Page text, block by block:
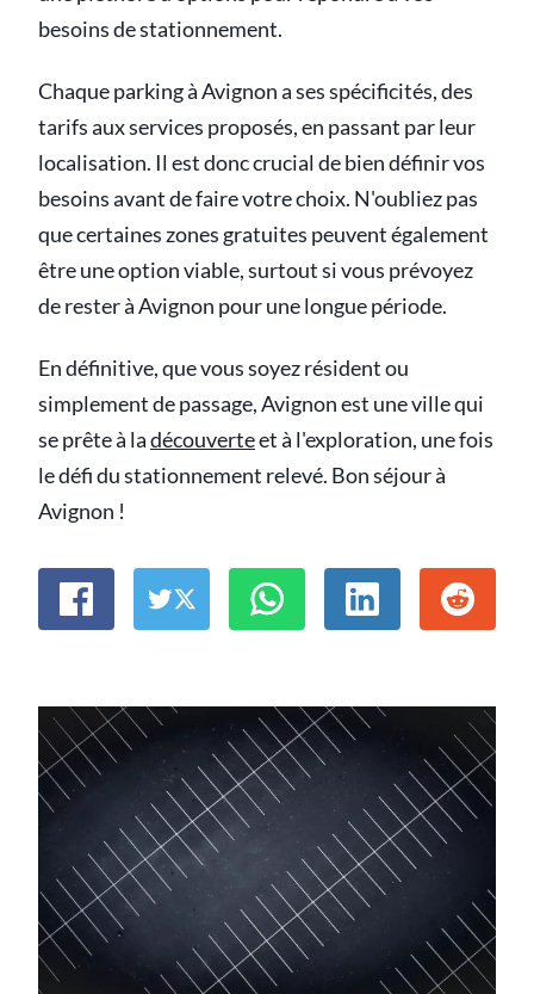
besoins de stationnement.
Chaque parking à Avignon a ses spécificités, des
tarifs aux services proposés, en passant par leur
localisation. Il est donc crucial de bien définir vos
besoins avant de faire votre choix. N'oubliez pas
que certaines zones gratuites peuvent également
être une option viable, surtout si vous prévoyez
de rester à Avignon pour une longue période.
En définitive, que vous soyez résident ou
simplement de passage, Avignon est une ville qui
se prête à ladécouverteet à l'exploration, une fois
le défi du stationnement relevé. Bon séjour à
Avignon !